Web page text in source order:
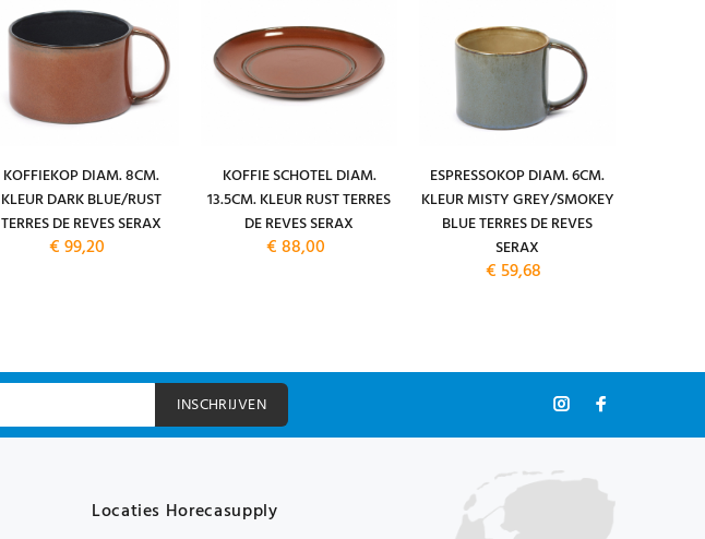
KOFFIEKOP DIAM. 8CM.
KLEUR DARK BLUE/RUST
TERRES DE REVES SERAX
€ 99,20
KOFFIE SCHOTEL DIAM.
13.5CM. KLEUR RUST TERRES
DE REVES SERAX
€ 88,00
ESPRESSOKOP DIAM. 6CM.
KLEUR MISTY GREY/SMOKEY
BLUE TERRES DE REVES
SERAX
€ 59,68
INSCHRIJVEN
Locaties Horecasupply